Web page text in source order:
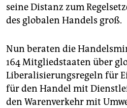
seine Distanz zum
des globalen Handels groß.
Nun beraten die
164 Mitgliedstaaten über
Liberalisierungsregeln für
für den Handel mit
den Warenverkehr mit